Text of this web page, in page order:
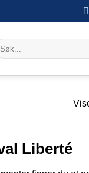
Liberté